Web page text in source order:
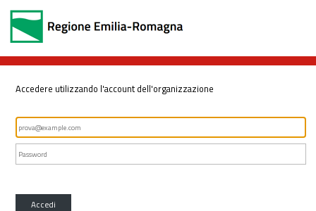
Accedere utilizzando l'account dell'organizzazione
Accedi